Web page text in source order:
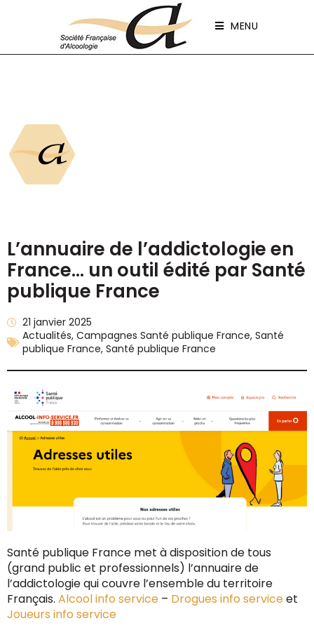
Panneau de gestion des cookies
MENU
L’annuaire de l’addictologie en
France… un outil édité par Santé
publique France
21 janvier 2025
Actualités, Campagnes Santé publique France, Santé
publique France, Santé publique France
Santé publique France met à disposition de tous
(grand public et professionnels) l’annuaire de
l’addictologie qui couvre l’ensemble du territoire
Français. Alcool info service – Drogues info serviceet
Joueurs info service